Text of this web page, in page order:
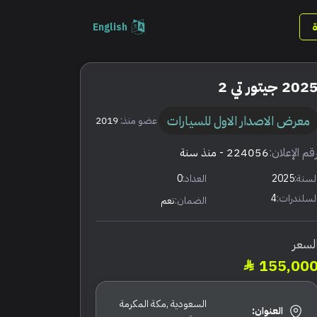
English
جيتور تي 2
معرض الاصدار الاول للسيارات عضو منذ:2019
الإعلان:224056 - منذ سنة
2025 العداد:0
4 الضمان:نعم
العنوان:
السعودية ,مكة المكرمة